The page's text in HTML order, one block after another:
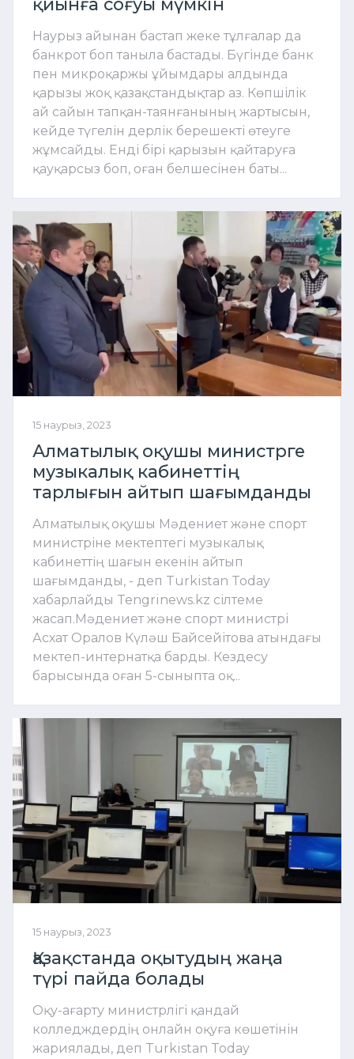
қиынға соғуы мүмкін
Наурыз айынан бастап жеке тұлғалар да
банкрот боп таныла бастады. Бүгінде банк
пен микроқаржы ұйымдары алдында
қарызы жоқ қазақстандықтар аз. Көпшілік
ай сайын тапқан-таянғанының жартысын,
кейде түгелін дерлік берешекті өтеуге
жұмсайды. Енді бірі қарызын қайтаруға
қауқарсыз боп, оған белшесінен баты...
15 наурыз, 2023
Алматылық оқушы министрге
музыкалық кабинеттің
тарлығын айтып шағымданды
Алматылық оқушы Мәдениет және спорт
министріне мектептегі музыкалық
кабинеттің шағын екенін айтып
шағымданды, - деп Turkistan Today
хабарлайды Tengrinews.kz сілтеме
жасап.Мәдениет және спорт министрі
Асхат Оралов Күләш Байсейітова атындағы
мектеп-интернатқа барды. Кездесу
барысында оған 5-сыныпта оқ...
15 наурыз, 2023
Қазақстанда оқытудың жаңа
түрі пайда болады
Оқу-ағарту министрлігі қандай
колледждердің онлайн оқуға көшетінін
жариялады, деп Turkistan Today